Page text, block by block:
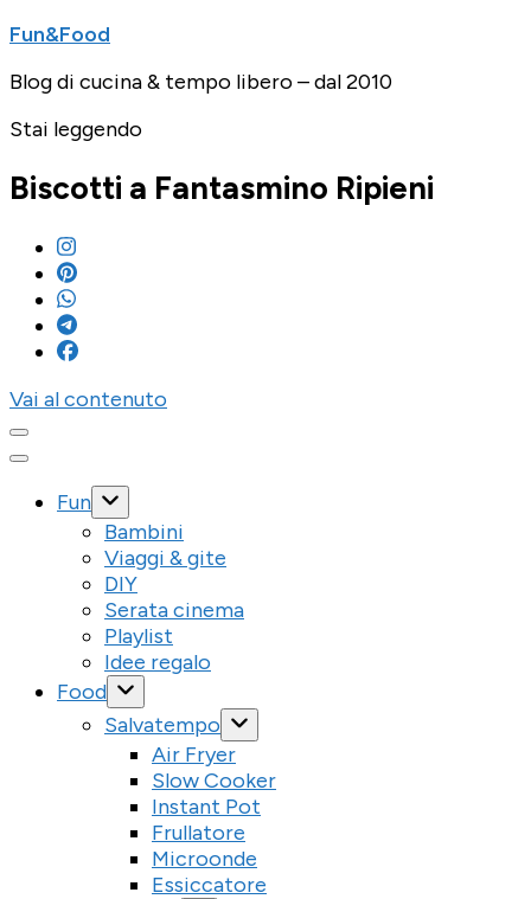
Fun&Food
Blog di cucina & tempo libero – dal 2010
Stai leggendo
Biscotti a Fantasmino Ripieni
Vai al contenuto
Fun
Bambini
Viaggi & gite
DIY
Serata cinema
Playlist
Idee regalo
Food
Salvatempo
Air Fryer
Slow Cooker
Instant Pot
Frullatore
Microonde
Essiccatore